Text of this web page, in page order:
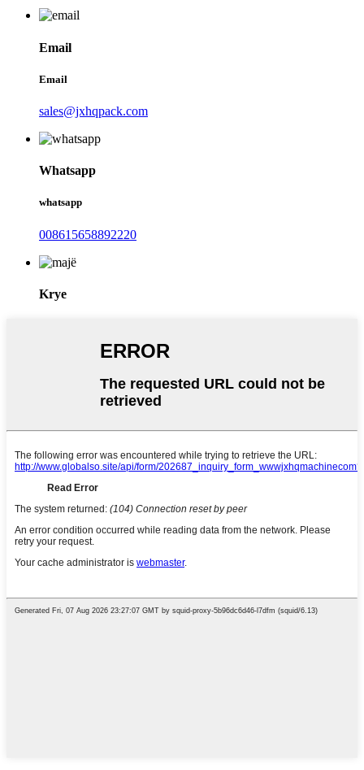
Email
Email
sales@jxhqpack.com
Whatsapp
whatsapp
008615658892220
Krye